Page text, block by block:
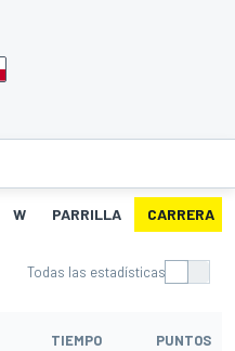
W PARRILLA CARRERA
Todas las estadísticas
TIEMPO PUNTOS